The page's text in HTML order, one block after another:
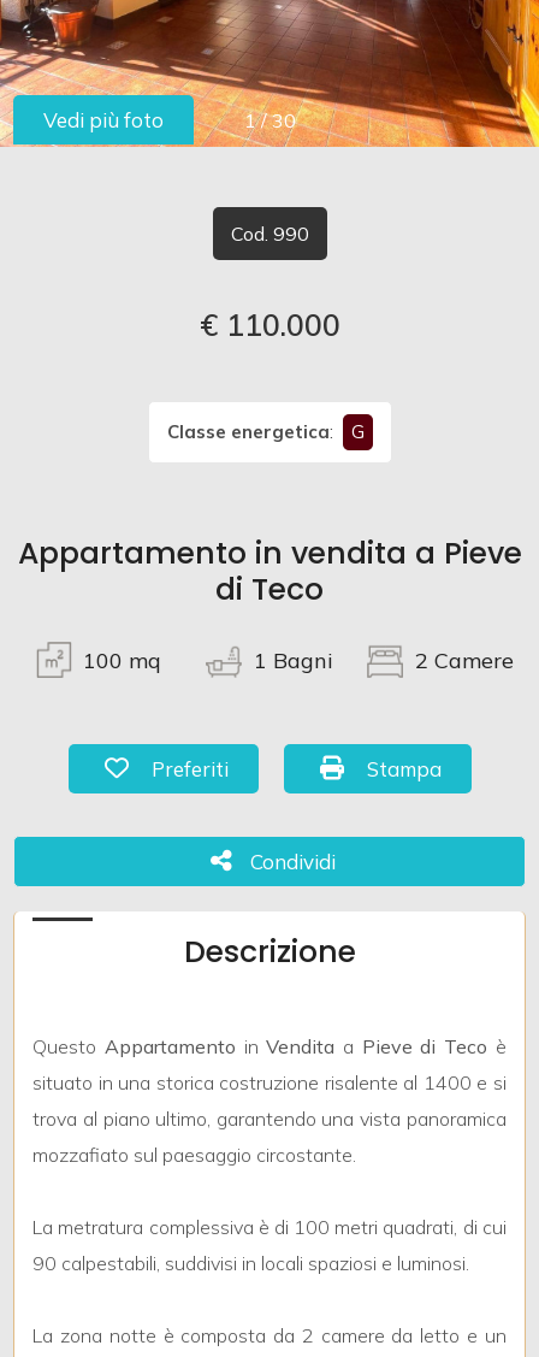
1 / 30
Vedi più foto
Cod. 990
€ 110.000
Classe energetica: G
Appartamento in vendita a Pieve
di Teco
100 mq 1 Bagni 2 Camere
Preferiti: Cod. 990
Preferiti Stampa: Cod. 990
Stampa
Condividi
Condividi
Descrizione
Questo Appartamento inVendita a Pieve di Teco è
situato in una storica costruzione risalente al 1400 e si
trova al piano ultimo, garantendo una vista panoramica
mozzafiato sul paesaggio circostante.
La metratura complessiva è di 100 metri quadrati, di cui
90 calpestabili, suddivisi in locali spaziosi e luminosi.
La zona notte è composta da 2 camere da letto e un
LAVORA
CON
NOI
Provincia
Comune
Terreni
minimi
Qualsiasi